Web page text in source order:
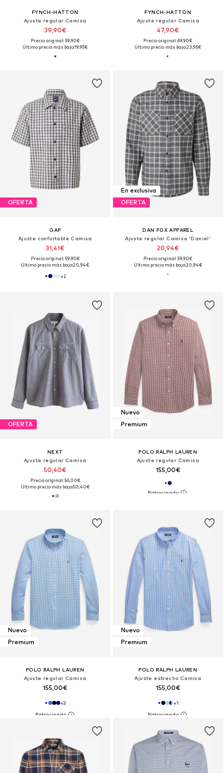
FYNCH-HATTON
Ajuste regular Camisa
39,90€
Precio original: 59,90€
Último precio más bajo:19,95€
FYNCH-HATTON
Ajuste regular Camisa
47,90€
Precio original: 69,90€
Último precio más bajo:23,95€
OFERTA
GAP
Ajuste confortable Camisa
31,41€
Precio original: 59,90€
Último precio más bajo:20,94€
+2
En exclusiva
OFERTA
DAN FOX APPAREL
Ajuste regular Camisa 'Daniel'
20,94€
Precio original: 59,90€
Último precio más bajo:20,94€
OFERTA
NEXT
Ajuste regular Camisa
50,40€
Precio original: 56,00€
Último precio más bajo:50,40€
Nuevo
Premium
POLO RALPH LAUREN
Ajuste regular Camisa
155,00€
Nuevo
Premium
POLO RALPH LAUREN
Ajuste regular Camisa
155,00€
+3
Nuevo
Premium
POLO RALPH LAUREN
Ajuste estrecho Camisa
155,00€
+1